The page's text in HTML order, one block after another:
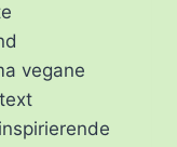
vegane